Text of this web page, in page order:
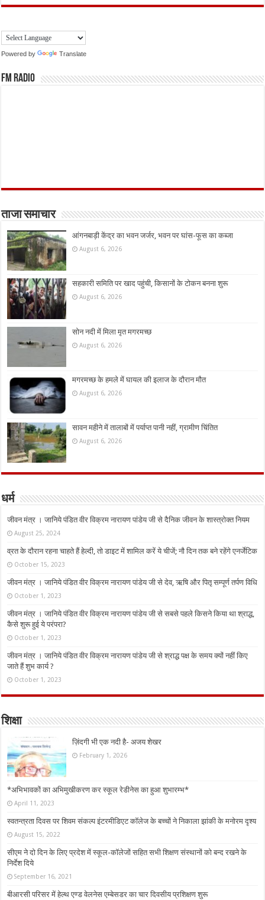
Powered by Translate
FM Radio
ताजा समाचार
आंगनबाड़ी केंद्र का भवन जर्जर, भवन पर घांस-फूस का कब्जा
August 6, 2026
सहकारी समिति पर खाद पहुंची, किसानों के टोकन बनना शुरू
August 6, 2026
सोन नदी में मिला मृत मगरमच्छ
August 6, 2026
मगरमच्छ के हमले में घायल की इलाज के दौरान मौत
August 6, 2026
सावन महीने में तालाबों में पर्याप्त पानी नहीं, ग्रामीण चिंतित
August 6, 2026
धर्म
जीवन मंत्र । जानिये पंडित वीर विक्रम नारायण पांडेय जी से दैनिक जीवन के शास्त्रोक्त नियम
August 25, 2024
व्रत के दौरान रहना चाहते हैं हेल्दी, तो डाइट में शामिल करें ये चीजें; नौ दिन तक बने रहेंगे एनर्जेटिक
October 15, 2023
जीवन मंत्र । जानिये पंडित वीर विक्रम नारायण पांडेय जी से देव, ऋषि और पितृ सम्पूर्ण तर्पण विधि
October 1, 2023
जीवन मंत्र । जानिये पंडित वीर विक्रम नारायण पांडेय जी से सबसे पहले किसने किया था श्राद्ध,
कैसे शुरू हुई ये परंपरा?
October 1, 2023
जीवन मंत्र । जानिये पंडित वीर विक्रम नारायण पांडेय जी से श्राद्ध पक्ष के समय क्यों नहीं किए
जाते हैं शुभ कार्य ?
October 1, 2023
शिक्षा
ज़िंदगी भी एक नदी है- अजय शेखर
February 1, 2026
*अभिभावकों का अभिमुखीकरण कर स्कूल रेडीनेस का हुआ शुभारम्भ*
April 11, 2023
स्वतन्त्रता दिवस पर शिवम संकल्प इंटरमीडिएट कॉलेज के बच्चों ने निकाला झांकी के मनोरम दृश्य
August 15, 2022
सीएम ने दो दिन के लिए प्रदेश में स्कूल-कॉलेजों सहित सभी शिक्षण संस्थानों को बन्द रखने के
निर्देश दिये
September 16, 2021
बीआरसी परिसर में हेल्थ एण्ड वेलनेस एम्बेसडर का चार दिवसीय प्रशिक्षण शुरू